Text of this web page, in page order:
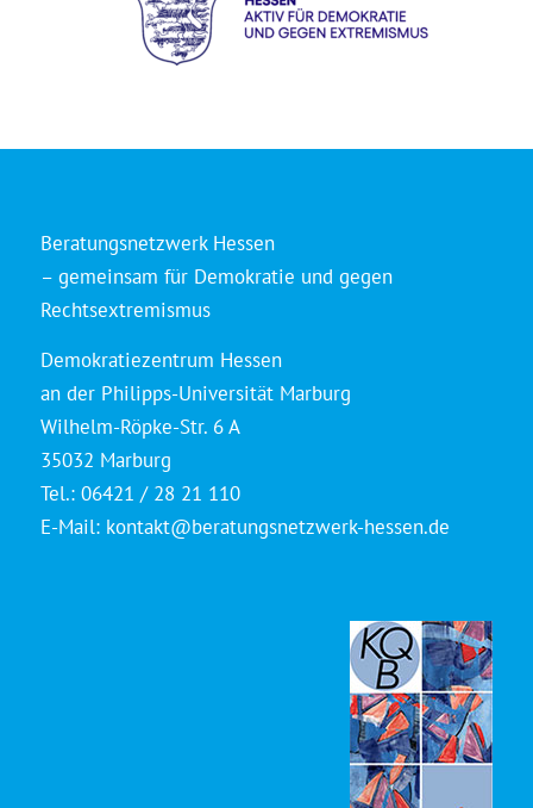
Beratungsnetzwerk Hessen
– gemeinsam für Demokratie und gegen
Rechtsextremismus
Demokratiezentrum Hessen
an der Philipps-Universität Marburg
Wilhelm-Röpke-Str. 6 A
35032 Marburg
Tel.: 06421 / 28 21 110
E-Mail: kontakt@beratungsnetzwerk-hessen.de